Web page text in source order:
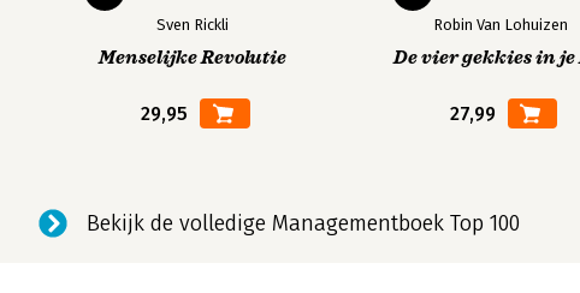
Sven Rickli
Menselijke Revolutie
29,95
Robin Van Lohuizen
De vier gekkies in je
27,99
Bekijk de volledige Managementboek Top 100